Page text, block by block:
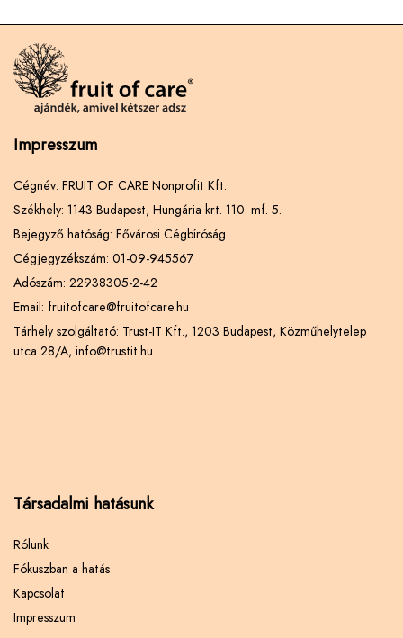
Impresszum
Cégnév: FRUIT OF CARE Nonprofit Kft.
Székhely: 1143 Budapest, Hungária krt. 110. mf. 5.
Bejegyző hatóság: Fővárosi Cégbíróság
Cégjegyzékszám: 01-09-945567
Adószám: 22938305-2-42
Email: fruitofcare@fruitofcare.hu
Tárhely szolgáltató: Trust-IT Kft., 1203 Budapest, Közműhelytelep
utca 28/A, info@trustit.hu
Társadalmi hatásunk
Rólunk
Fókuszban a hatás
Kapcsolat
Impresszum